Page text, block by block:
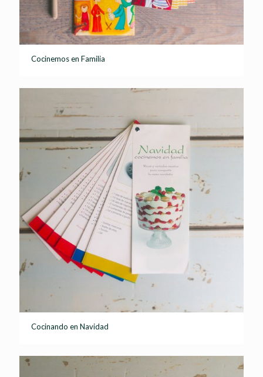
Cocinemos en Familia
Cocinando en Navidad